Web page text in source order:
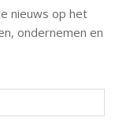
nieuws op het
ondernemen en